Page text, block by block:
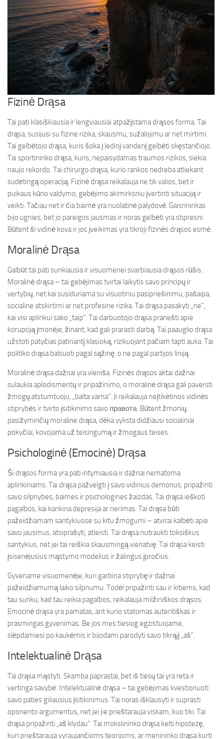
Fizinė Drąsa
Tai pati klasiškiausia ir lengviausiai atpažįstama drąsos forma. Tai
drąsa, susijusi su fizine rizika, skausmu, sužalojimu ar net mirtimi.
Tai gelbėtojo drąsa, kuris šoka į ledinį vandenį gelbėti skęstančiojo.
Tai sportininko drąsa, kuris, nepaisydamas traumos rizikos, siekia
naujo rekordo. Tai chirurgo drąsa, kurio rankos nedreba atliekant
sudėtingą operaciją. Fizinė drąsa reikalauja ne tik valios, bet ir
puikaus kūno valdymo, gebėjimo akimirksniu įvertinti situaciją ir
veikti. Tačiau net ir čia baimė yra nuolatinė palydovė. Gaisrininkas
bijo ugnies, bet jo pareigos jausmas ir noras gelbėti yra stipresni.
Būtent ši vidinė kova ir jos įveikimas yra tikroji fizinės drąsos esmė.
Moralinė Drąsa
Galbūt tai pati sunkiausia ir visuomenei svarbiausia drąsos rūšis.
Moralinė drąsa – tai gebėjimas tvirtai laikytis savo principų ir
vertybių, net kai susiduriama su visuotiniu pasipriešinimu, pašaipa,
socialine atskirtimi ar net profesine rizika. Tai drąsa pasakyti „ne“,
kai visi aplinkui sako „taip“. Tai darbuotojo drąsa pranešti apie
korupciją įmonėje, žinant, kad gali prarasti darbą. Tai paauglio drąsa
užstoti patyčias patiriantį klasioką, rizikuojant pačiam tapti auka. Tai
politiko drąsa balsuoti pagal sąžinę, o ne pagal partijos liniją.
Moralinė drąsa dažnai yra vieniša. Fizinės drąsos aktai dažnai
sulaukia aplodismentų ir pripažinimo, o moralinė drąsa gali paversti
žmogų atstumtuoju, „balta varna“. Ji reikalauja neįtikėtinos vidinės
stiprybės ir tvirto įsitikinimo savo правота. Būtent žmonių,
pasižyminčių moraline drąsa, dėka vyksta didžiausi socialiniai
pokyčiai, kovojama už teisingumą ir žmogaus teises.
Psichologinė (Emocinė) Drąsa
Ši drąsos forma yra pati intymiausia ir dažnai nematoma
aplinkiniams. Tai drąsa pažvelgti į savo vidinius demonus, pripažinti
savo silpnybes, baimes ir psichologines žaizdas. Tai drąsa ieškoti
pagalbos, kai kankina depresija ar nerimas. Tai drąsa būti
pažeidžiamam santykiuose su kitu žmogumi – atvirai kalbėti apie
savo jausmus, atsiprašyti, atleisti. Tai drąsa nutraukti toksiškus
santykius, net jei tai reiškia skausmingą vienatvę. Tai drąsa keisti
įsisenėjusius mąstymo modelius ir žalingus įpročius.
Gyvename visuomenėje, kuri garbina stiprybę ir dažnai
pažeidžiamumą laiko silpnumu. Todėl pripažinti sau ir kitiems, kad
tau sunku, kad tau reikia pagalbos, reikalauja milžiniškos drąsos.
Emocinė drąsa yra pamatas, ant kurio statomas autentiškas ir
prasmingas gyvenimas. Be jos mes tiesiog egzistuojame,
slėpdamiesi po kaukėmis ir bijodami parodyti savo tikrąjį „aš“.
Intelektualinė Drąsa
Tai drąsa mąstyti. Skamba paprastai, bet iš tiesų tai yra reta ir
vertinga savybė. Intelektualinė drąsa – tai gebėjimas kvestionuoti
savo paties giliausius įsitikinimus. Tai noras išklausyti ir suprasti
oponento argumentus, net jei jie prieštarauja viskam, kuo tiki. Tai
drąsa pripažinti „aš klydau“. Tai mokslininko drąsa kelti hipotezę,
kuri prieštarauja vyraujančioms teorijoms, ar menininko drąsa kurti